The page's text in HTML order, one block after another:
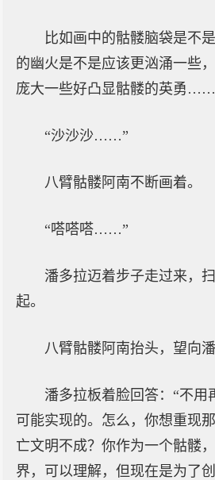
比如画中的骷髅脑袋是不
的幽火是不是应该更汹涌一些
庞大一些好凸显骷髅的英勇……
“沙沙沙……”
八臂骷髅阿南不断画着。
“嗒嗒嗒……”
潘多拉迈着步子走过来，
起。
八臂骷髅阿南抬头，望向
潘多拉板着脸回答：“不用
可能实现的。怎么，你想重现
亡文明不成？你作为一个骷髅
界，可以理解，但现在是为了